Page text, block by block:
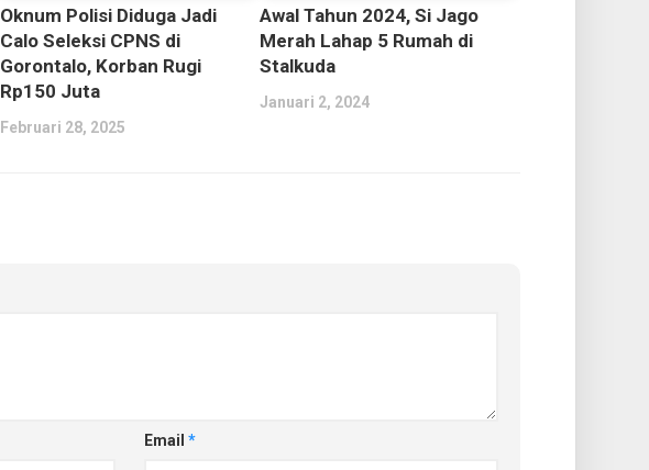
Oknum Polisi Diduga Jadi
Calo Seleksi CPNS di
Gorontalo, Korban Rugi
Rp150 Juta
Februari 28, 2025
Awal Tahun 2024, Si Jago
Merah Lahap 5 Rumah di
Stalkuda
Januari 2, 2024
Email*